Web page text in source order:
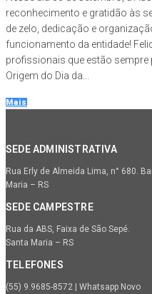
reconhecimento e gratidão às
de zelo, dedicação e
funcionamento da entidade!
profissionais que estão sempre
Origem do Dia da...
Mais
SEDE ADMINISTRATIVA
Rua Erly de Almeida Lima, n° 680.
Maria – RS
SEDE CAMPESTRE
Rua da ABS, Faixa de São Sepé.
Santa Maria – RS
TELEFONES
(55) 9.9685-8572 | Whatsapp Novo